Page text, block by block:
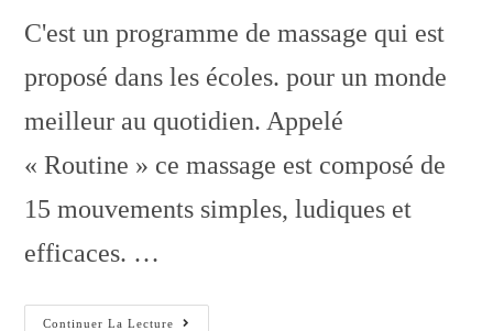
C'est un programme de massage qui est
proposé dans les écoles. pour un monde
meilleur au quotidien. Appelé
« Routine » ce massage est composé de
15 mouvements simples, ludiques et
efficaces. …
Continuer La Lecture